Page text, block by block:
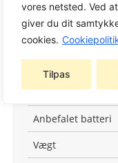
vores netsted. Ved
giver du dit
cookies.
Tilpas
Mærkespænding
Strømforbrug
Batterisystem
Anbefalet batteri
Vægt